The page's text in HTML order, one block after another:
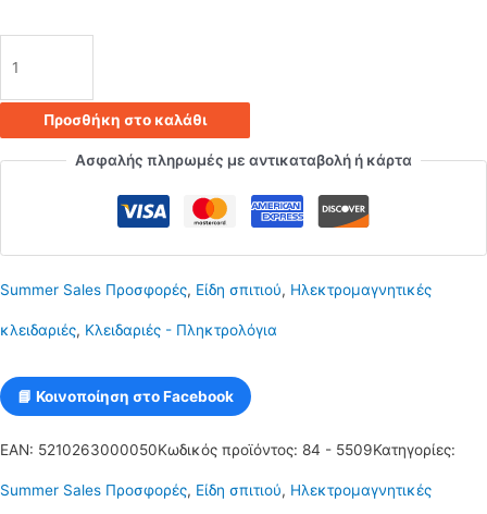
εξωτερικού
Προσθήκη στο καλάθι
Ασφαλής πληρωμές με αντικαταβολή ή κάρτα
Summer Sales Προσφορές, Είδη σπιτιού, Ηλεκτρομαγνητικές
κλειδαριές, Κλειδαριές - Πληκτρολόγια
📘 Κοινοποίηση στο Facebook
EAN: 5210263000050Κωδικός προϊόντος: 84 - 5509Κατηγορίες:
Summer Sales Προσφορές, Είδη σπιτιού, Ηλεκτρομαγνητικές